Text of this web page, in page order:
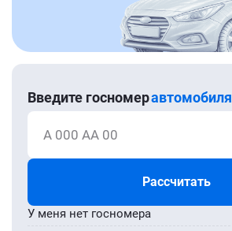
Введите госномеравтомобиля
А 000 АА 00
Рассчитать
У меня нет госномера